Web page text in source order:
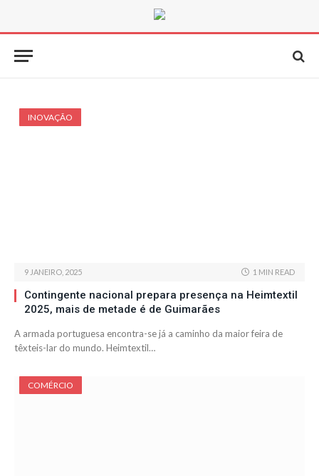
INOVAÇÃO
9 JANEIRO, 2025 1 MIN READ
Contingente nacional prepara presença na Heimtextil
2025, mais de metade é de Guimarães
A armada portuguesa encontra-se já a caminho da maior feira de
têxteis-lar do mundo. Heimtextil…
COMÉRCIO